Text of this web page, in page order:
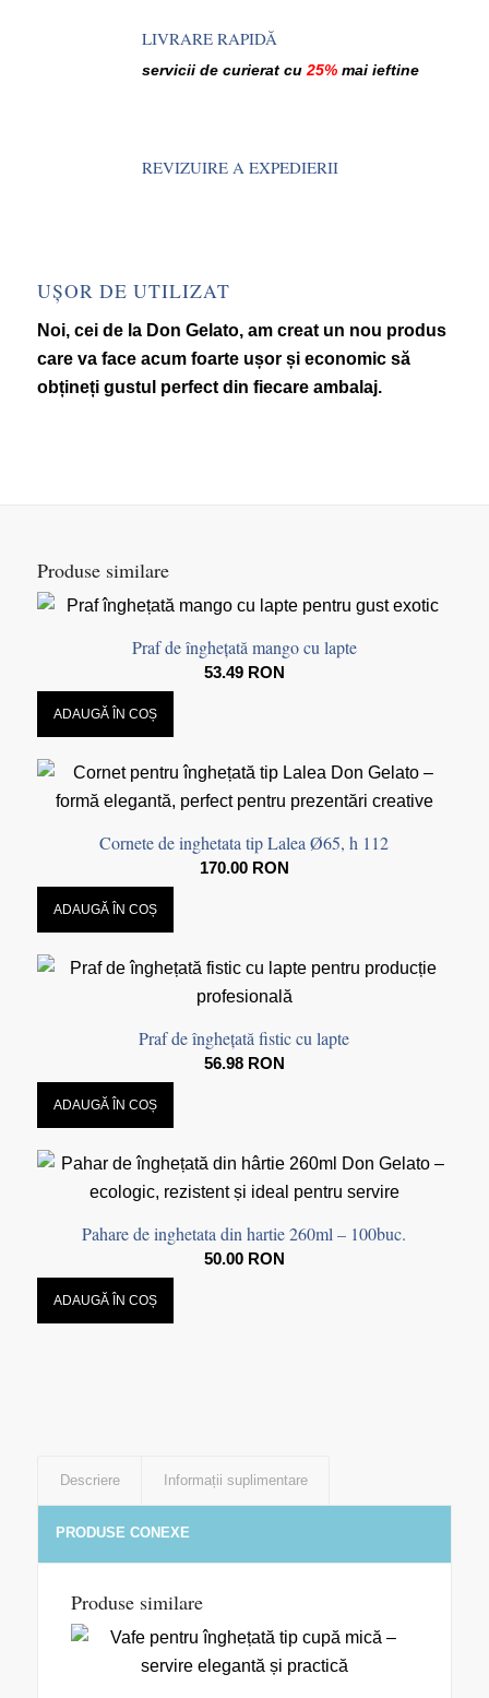
LIVRARE RAPIDĂ
servicii de curierat cu25%mai ieftine
REVIZUIRE A EXPEDIERII
UȘOR DE UTILIZAT
Noi, cei de la Don Gelato, am creat un nou produs
care va face acum foarte ușor și economic să
obțineți gustul perfect din fiecare ambalaj.
Produse similare
Praf de înghețată mango cu lapte
53.49 RON
ADAUGĂ ÎN COȘ
Cornete de inghetata tip Lalea Ø65, h 112
170.00 RON
ADAUGĂ ÎN COȘ
Praf de înghețată fistic cu lapte
56.98 RON
ADAUGĂ ÎN COȘ
Pahare de inghetata din hartie 260ml – 100buc.
50.00 RON
ADAUGĂ ÎN COȘ
Descriere Informații suplimentare
PRODUSE CONEXE
Produse similare